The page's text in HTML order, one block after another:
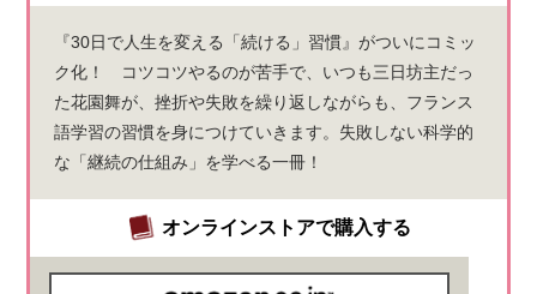
『30日で人生を変える「続ける」習慣』がついにコミッ
ク化！ コツコツやるのが苦手で、いつも三日坊主だっ
た花園舞が、挫折や失敗を繰り返しながらも、フランス
語学習の習慣を身につけていきます。失敗しない科学的
な「継続の仕組み」を学べる一冊！
オンラインストアで購入する